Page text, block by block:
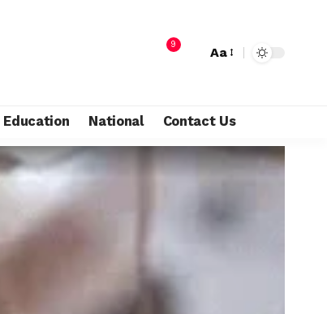
9
Aa
Education National Contact Us